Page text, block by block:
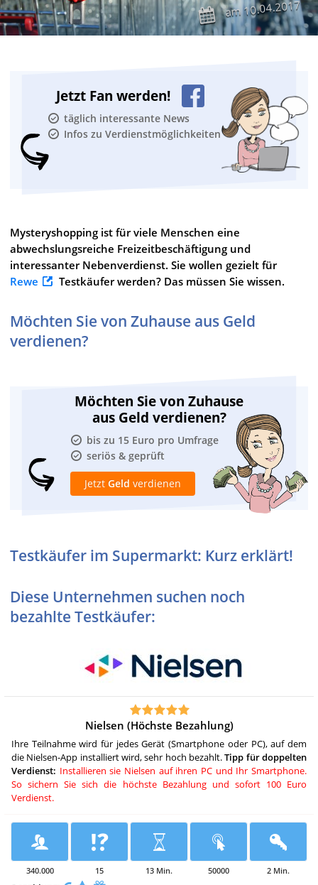
am10.04.2017
Jetzt Fan werden!
täglich interessante News
Infos zu Verdienstmöglichkeiten
Mysteryshopping ist für viele Menschen eine
abwechslungsreiche Freizeitbeschäftigung und
interessanter Nebenverdienst. Sie wollen gezielt für
Rewe
Testkäufer werden? Das müssen Sie wissen.
Möchten Sie von Zuhause aus Geld
verdienen?
Möchten Sie von Zuhause
aus Geld verdienen?
bis zu 15 Euro pro Umfrage
seriös & geprüft
Jetzt Geld verdienen
Testkäufer im Supermarkt: Kurz erklärt!
Diese Unternehmen suchen noch
bezahlte Testkäufer:
Nielsen (Höchste Bezahlung)
Ihre Teilnahme wird für jedes Gerät (Smartphone oder PC), auf dem
die Nielsen-App installiert wird, sehr hoch bezahlt.Tipp für doppelten
Verdienst: Installieren sie Nielsen auf ihren PC und Ihr Smartphone.
So sichern Sie sich die höchste Bezahlung und sofort 100 Euro
Verdienst.
340.000 15 13 Min. 50000 2 Min.